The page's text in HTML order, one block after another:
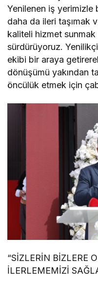
Yenilenen iş yerimizle
daha da ileri taşımak
kaliteli hizmet sunmak
sürdürüyoruz.
ekibi bir araya
dönüşümü yakından
öncülük etmek için
“SİZLERİN BİZLERE
İLERLEMEMİZİ